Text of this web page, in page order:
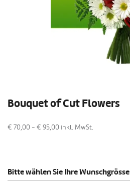
Bouquet of Cut Flowers
€ 70,00 - € 95,00 inkl. MwSt.
Bitte wählen Sie Ihre Wunschgrösse